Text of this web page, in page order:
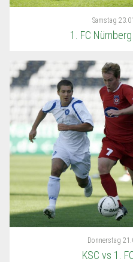
Samstag
1. FC
Donnerstag
KSC vs 1.